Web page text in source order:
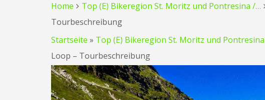
Home Top (E) Bikeregion St. Moritz und Pontresina /…
Tourbeschreibung
Startseite » Top (E) Bikeregion St. Moritz und
Loop – Tourbeschreibung